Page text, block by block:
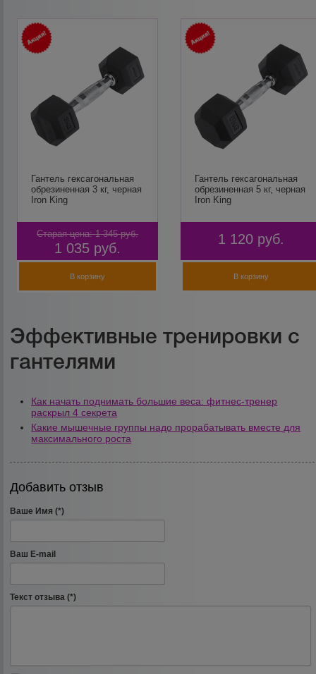
Гантель гексагональная
обрезиненная 3 кг, черная
Iron King
Старая цена: 1 345 руб.
1 035 руб.
В корзину
Гантель гексагональная
обрезиненная 5 кг, черная
Iron King
1 120 руб.
В корзину
Эффективные тренировки с
гантелями
Как начать поднимать большие веса: фитнес-тренер
раскрыл 4 секрета
Какие мышечные группы надо прорабатывать вместе для
максимального роста
Добавить отзыв
Ваше Имя (*)
Ваш E-mail
Текст отзыва (*)